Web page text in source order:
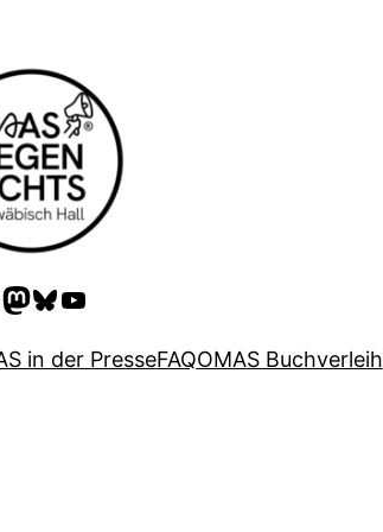
Mastodon
Bluesky
YouTube
in der PresseFAQOMAS Buchverleih